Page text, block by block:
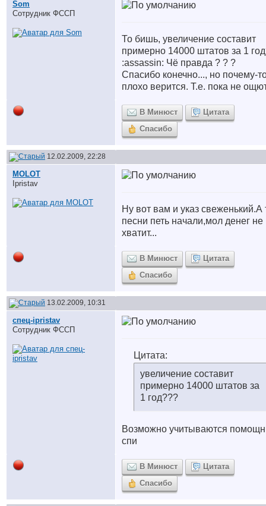
Som
Сотрудник ФССП
То бишь, увеличение составит
примерно 14000 штатов за 1
:assassin: Чё правда ? ? ?
Спасибо конечно..., но почему-
плохо верится. Т.е. пока не
В Минюст
Цитата
Спасибо
12.02.2009, 22:28
MOLOT
Ipristav
Ну вот вам и указ свеженький.А
песни петь начали,мол денег не
хватит...
В Минюст
Цитата
Спасибо
13.02.2009, 10:31
спец-ipristav
Сотрудник ФССП
Цитата:
увеличение составит
примерно 14000 штатов за
1 год???
Возможно учитываются
спи
В Минюст
Цитата
Спасибо